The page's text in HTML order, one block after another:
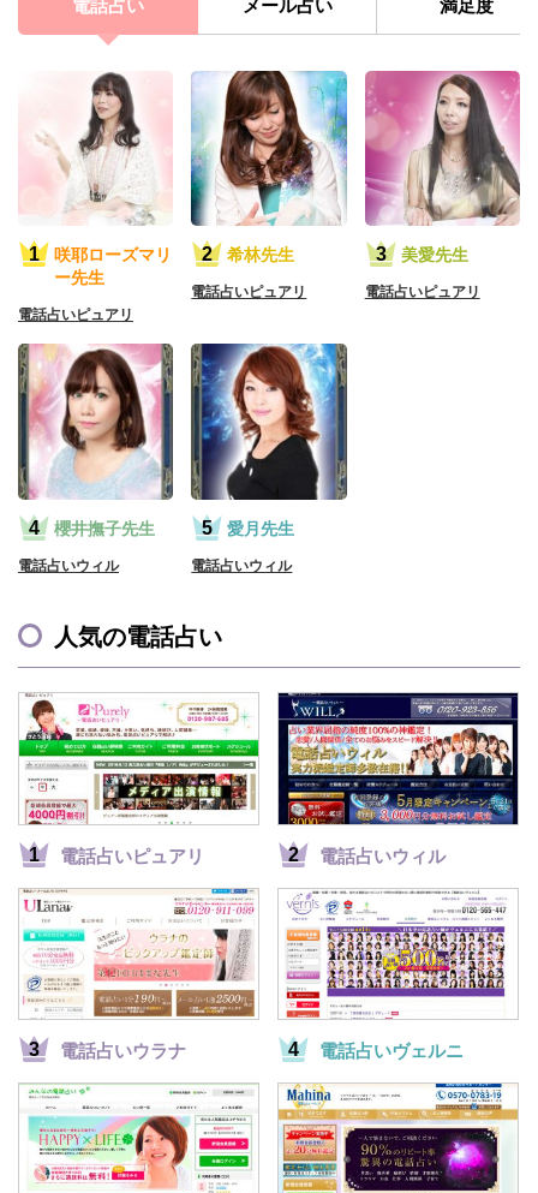
電話占い メール占い 満足度
咲耶ローズマリ
ー先生
電話占いピュアリ
希林先生
電話占いピュアリ
美愛先生
電話占いピュアリ
櫻井撫子先生
電話占いウィル
愛月先生
電話占いウィル
人気の電話占い
電話占いピュアリ 電話占いウィル
電話占いウラナ 電話占いヴェルニ